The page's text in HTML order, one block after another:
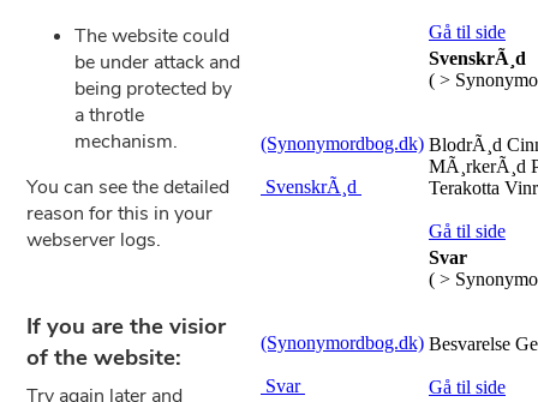
Gå til side
(Synonymordbog.dk)
SvenskrÃ¸d
SvenskrÃ¸d
( >
BlodrÃ¸d
MÃ¸rkerÃ¸d
Terakotta
Gå til side
(Synonymordbog.dk)
Svar
Svar
( >
Besvarelse
Gå til side